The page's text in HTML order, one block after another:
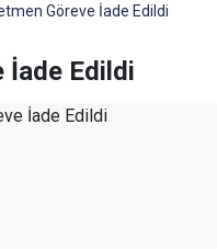
Göreve İade Edildi
İade Edildi